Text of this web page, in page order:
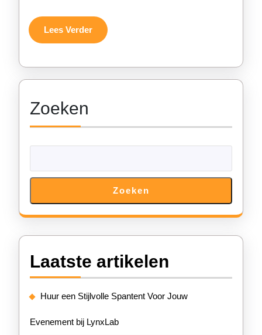
Lees VerderLees
Verder
Zoeken
Zoeken
Laatste artikelen
Huur een Stijlvolle Spantent Voor Jouw
Evenement bij LynxLab